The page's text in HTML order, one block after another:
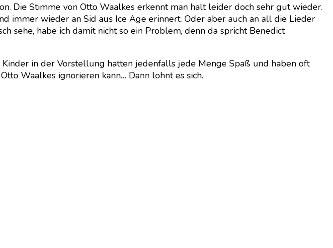
Die Stimme von Otto Waalkes erkennt man halt leider doch sehr gut wieder.
immer wieder an Sid aus Ice Age erinnert. Oder aber auch an all die Lieder
sehe, habe ich damit nicht so ein Problem, denn da spricht Benedict
in der Vorstellung hatten jedenfalls jede Menge Spaß und haben oft
Waalkes ignorieren kann… Dann lohnt es sich.